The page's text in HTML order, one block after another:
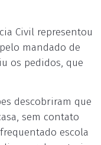
Civil representou
mandado de
os pedidos, que
descobriram que
sem contato
escola